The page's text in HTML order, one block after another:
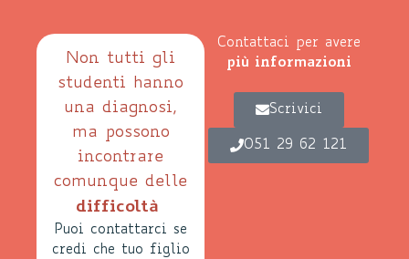
Non tutti gli
studenti hanno
una diagnosi,
ma possono
incontrare
comunque delle
difficoltà
Puoi contattarci se
credi che tuo figlio
Contattaci per avere
più informazioni
Scrivici
051 29 62 121